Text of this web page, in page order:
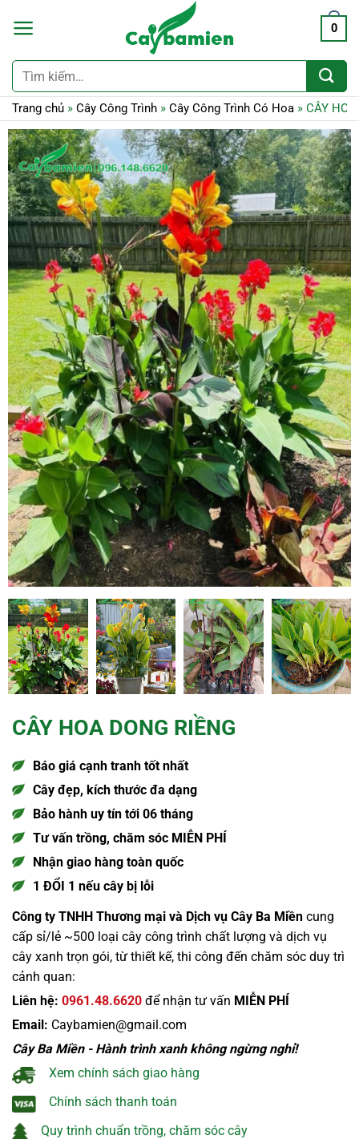
0
Tìm
kiếm:
Trang chủ » Cây Công Trình » Cây Công Trình Có Hoa » CÂY
CÂY HOA DONG RIỀNG
Báo giá cạnh tranh tốt nhất
Cây đẹp, kích thước đa dạng
Bảo hành uy tín tới 06 tháng
Tư vấn trồng, chăm sóc MIỄN PHÍ
Nhận giao hàng toàn quốc
1 ĐỔI 1 nếu cây bị lỗi
Công ty TNHH Thương mại và Dịch vụ Cây Ba Miền cung
cấp sỉ/lẻ ~500 loại cây công trình chất lượng và dịch vụ
cây xanh trọn gói, từ thiết kế, thi công đến chăm sóc duy trì
cảnh quan:
Liên hệ: 0961.48.6620 để nhận tư vấn MIỄN PHÍ
Email: Caybamien@gmail.com
Cây Ba Miền - Hành trình xanh không ngừng nghỉ!
Xem chính sách giao hàng
Chính sách thanh toán
Quy trình chuẩn trồng, chăm sóc cây